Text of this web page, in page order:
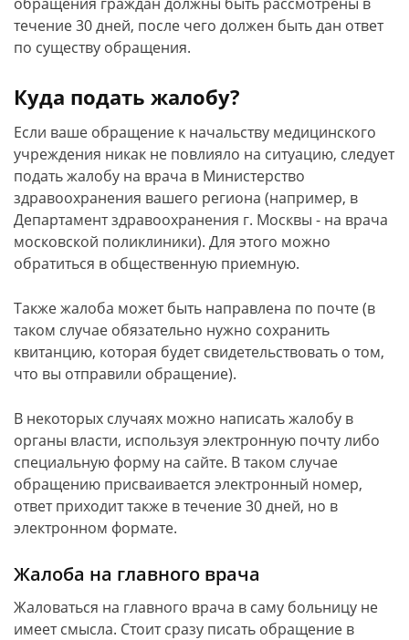
течение 30 дней, после чего должен быть дан ответ
по существу обращения.
Куда подать жалобу?
Если ваше обращение к начальству медицинского
учреждения никак не повлияло на ситуацию, следует
подать жалобу на врача в Министерство
здравоохранения вашего региона (например, в
Департамент здравоохранения г. Москвы - на врача
московской поликлиники). Для этого можно
обратиться в общественную приемную.
Также жалоба может быть направлена по почте (в
таком случае обязательно нужно сохранить
квитанцию, которая будет свидетельствовать о том,
что вы отправили обращение).
В некоторых случаях можно написать жалобу в
органы власти, используя электронную почту либо
специальную форму на сайте. В таком случае
обращению присваивается электронный номер,
ответ приходит также в течение 30 дней, но в
электронном формате.
Жалоба на главного врача
Жаловаться на главного врача в саму больницу не
имеет смысла. Стоит сразу писать обращение в